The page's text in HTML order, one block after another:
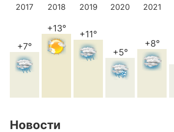
2017
+7°
2018
+13°
2019
+11°
2020
+5°
2021
+8°
Новости